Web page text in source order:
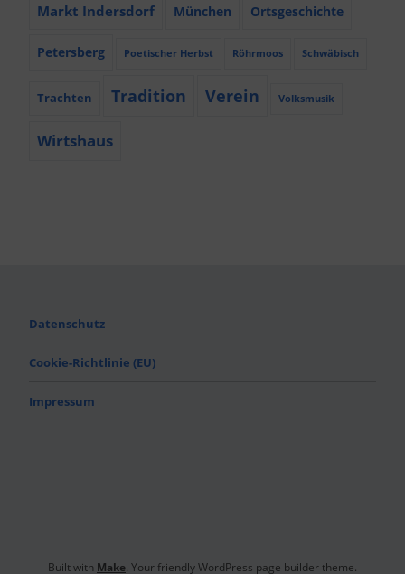
Markt Indersdorf München Ortsgeschichte
Petersberg Poetischer Herbst Röhrmoos Schwäbisch
Trachten Tradition Verein Volksmusik
Wirtshaus
Datenschutz
Cookie-Richtlinie (EU)
Impressum
Built with Make. Your friendly WordPress page builder theme.